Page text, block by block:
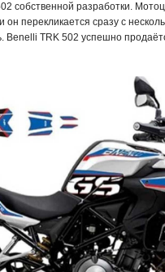
собственной разработки.
он перекликается сразу с
Benelli TRK 502 успешно